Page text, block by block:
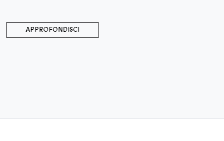
APPROFONDISCI